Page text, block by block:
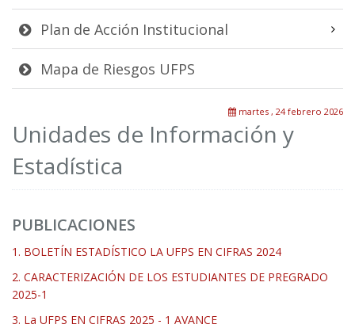
Plan de Acción Institucional
Mapa de Riesgos UFPS
martes , 24 febrero 2026
Unidades de Información y
Estadística
PUBLICACIONES
1. BOLETÍN ESTADÍSTICO LA UFPS EN CIFRAS 2024
2. CARACTERIZACIÓN DE LOS ESTUDIANTES DE PREGRADO
2025-1
3. La UFPS EN CIFRAS 2025 - 1 AVANCE